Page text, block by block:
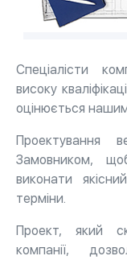
Спеціалісти
високу
оцінюється
Проектування
Замовником,
виконати
терміни.
Проект, який
компанії,